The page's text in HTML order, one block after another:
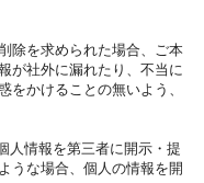
除を求められた場合、ご本
が社外に漏れたり、不当に
をかけることの無いよう、
人情報を第三者に開示・提
うな場合、個人の情報を開